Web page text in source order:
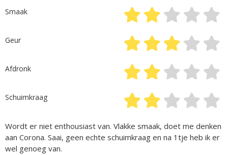
Smaak
Geur
Afdronk
Schuimkraag
Wordt er niet enthousiast van. Vlakke smaak, doet me denken
aan Corona. Saai, geen echte schuimkraag en na 1tje heb ik er
wel genoeg van.